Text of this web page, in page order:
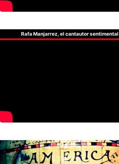
Rafa Manjarrez, el cantautor sentimental